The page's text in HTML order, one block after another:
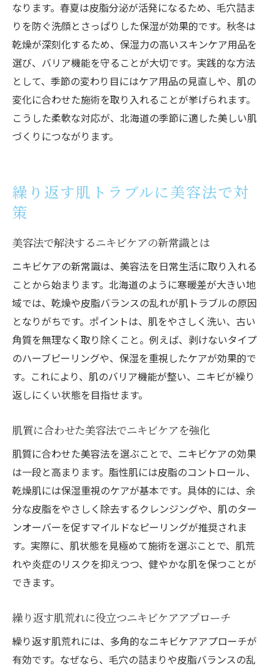
体験談から学ぶ効果的なニキビケア習慣
将来の肌を守るための美容法とニキビ対策
なります。春夏は皮脂分泌が活発になるため、毛穴詰ま
りを防ぐ洗顔とさっぱりした保湿が効果的です。秋冬は
乾燥が深刻化するため、保湿力の高いスキンケア用品を
選び、バリア機能を守ることが大切です。実践的な方法
として、季節の変わり目にはケア用品の見直しや、肌の
変化に合わせた施術を取り入れることが挙げられます。
こうした柔軟な対応が、北海道の季節に適した美しい肌
づくりにつながります。
繰り返す肌トラブルに美容法で対
策
美容法で解決するニキビケアの新常識とは
ニキビケアの新常識は、美容法を日常生活に取り入れる
ことから始まります。北海道のように寒暖差が大きい地
域では、乾燥や皮脂バランスの乱れが肌トラブルの原因
となりがちです。ポイントは、肌をやさしく洗い、古い
角質を無理なく取り除くこと。例えば、剥けないタイプ
のハーブピーリングや、保湿を重視したケアが効果的で
す。これにより、肌のバリア機能が整い、ニキビが繰り
返しにくい状態を目指せます。
肌質に合わせた美容法でニキビケアを強化
肌質に合わせた美容法を選ぶことで、ニキビケアの効果
は一段と高まります。脂性肌には皮脂のコントロール、
乾燥肌には保湿重視のケアが基本です。具体的には、余
分な皮脂をやさしく除去するクレンジングや、肌のター
ンオーバーを促すマイルドなピーリングが推奨されま
す。実際に、肌状態を見極めて施術を選ぶことで、肌荒
れや炎症のリスクを抑えつつ、健やかな肌を保つことが
できます。
繰り返す肌荒れに役立つニキビケアアプローチ
繰り返す肌荒れには、多角的なニキビケアアプローチが
有効です。なぜなら、毛穴の詰まりや皮脂バランスの乱